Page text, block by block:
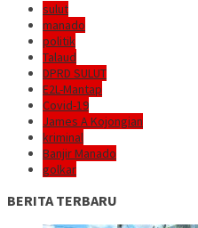
sulut
manado
politik
Talaud
DPRD SULUT
E2L-Mantap
Covid-19
James A Kojongian
kriminal
Banjir Manado
golkar
BERITA TERBARU